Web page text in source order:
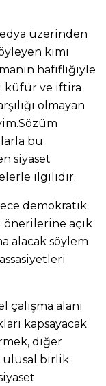
üzerinden
kimi
hafifliğiyle
küfür ve iftira
olmayan
bu
siyaset
ilgilidir.
demokratik
önerilerine açık
alacak söylem
alanı
kapsayacak
diğer
ulusal birlik